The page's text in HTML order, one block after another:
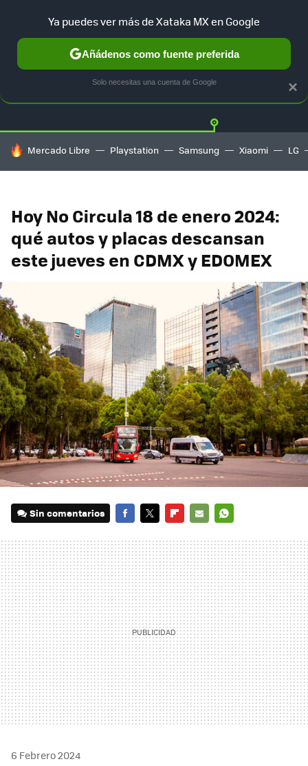
TESLA UBER AUTO ELECTRICO Twitter
HOY SE HABLA DE
Mercado Libre Playstation Samsung Xiaomi LG
Hoy No Circula 18 de enero 2024:
qué autos y placas descansan
este jueves en CDMX y EDOMEX
Sin comentarios
MAIL
6 Febrero 2024
×
Ya puedes ver más de Xataka MX en Google
Añádenos como fuente preferida
Solo necesitas una cuenta de Google